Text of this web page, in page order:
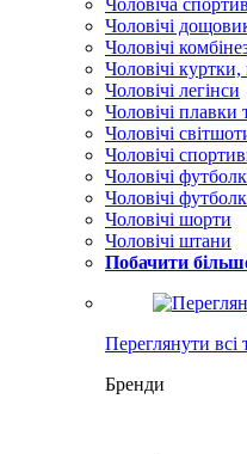
Чоловіча
Чоловічі
Чоловічі
Чоловічі куртки,
Чоловічі легінси
Чоловічі
Чоловічі
Чоловічі
Чоловічі
Чоловічі
Чоловічі шорти
Чоловічі штани
Побачити
Переглянути всі
Бренди